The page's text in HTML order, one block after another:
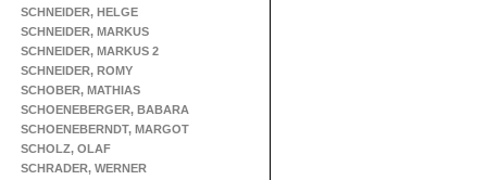
SCHNEIDER, HELGE
SCHNEIDER, MARKUS
SCHNEIDER, MARKUS 2
SCHNEIDER, ROMY
SCHOBER, MATHIAS
SCHOENEBERGER, BABARA
SCHOENEBERNDT, MARGOT
SCHOLZ, OLAF
SCHRADER, WERNER